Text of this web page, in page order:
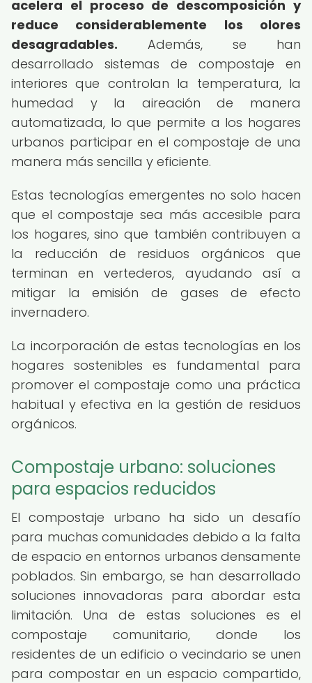
acelera el proceso de descomposición y
reduce considerablemente los olores
desagradables. Además, se han
desarrollado sistemas de compostaje en
interiores que controlan la temperatura, la
humedad y la aireación de manera
automatizada, lo que permite a los hogares
urbanos participar en el compostaje de una
manera más sencilla y eficiente.
Estas tecnologías emergentes no solo hacen
que el compostaje sea más accesible para
los hogares, sino que también contribuyen a
la reducción de residuos orgánicos que
terminan en vertederos, ayudando así a
mitigar la emisión de gases de efecto
invernadero.
La incorporación de estas tecnologías en los
hogares sostenibles es fundamental para
promover el compostaje como una práctica
habitual y efectiva en la gestión de residuos
orgánicos.
Compostaje urbano: soluciones
para espacios reducidos
El compostaje urbano ha sido un desafío
para muchas comunidades debido a la falta
de espacio en entornos urbanos densamente
poblados. Sin embargo, se han desarrollado
soluciones innovadoras para abordar esta
limitación. Una de estas soluciones es el
compostaje comunitario, donde los
residentes de un edificio o vecindario se unen
para compostar en un espacio compartido,